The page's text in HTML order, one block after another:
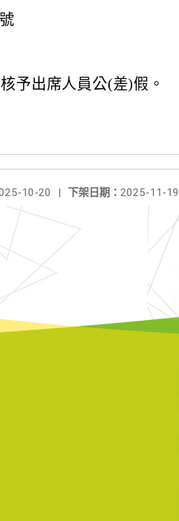
予出席人員公(差)假。
下架日期： 2025-11-19
10-20 |